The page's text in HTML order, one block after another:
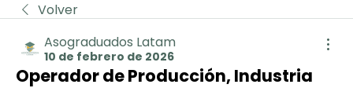
Volver
Asograduados Latam
10 de febrero de 2026
Operador de Producción, Industria